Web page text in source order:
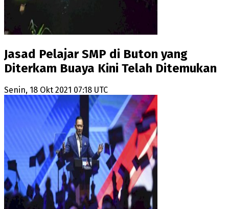
Jasad Pelajar SMP di Buton yang
Diterkam Buaya Kini Telah Ditemukan
Senin, 18 Okt 2021 07:18 UTC